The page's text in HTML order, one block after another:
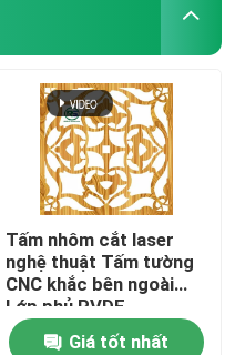
Tấm nhôm cắt laser
nghệ thuật Tấm tường
CNC khắc bên ngoài
Lớp phủ PVDF
Giá tốt nhất